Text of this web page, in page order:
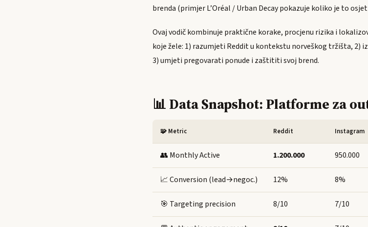
brenda (primjer L’Oréal / Urban Decay pokazuje koliko je to
Ovaj vodič kombinuje praktične korake, procjenu rizika i
koje žele: 1) razumjeti Reddit u kontekstu norveškog tržišta,
3) umjeti pregovarati ponude i zaštititi svoj brend.
📊 Data Snapshot: Platforme za
🧩 Metric Reddit Instagram
👥 Monthly Active 1.200.000 950.000
📈 Conversion (lead→negoc.) 12% 8%
🎯 Targeting precision 8/10 7/10